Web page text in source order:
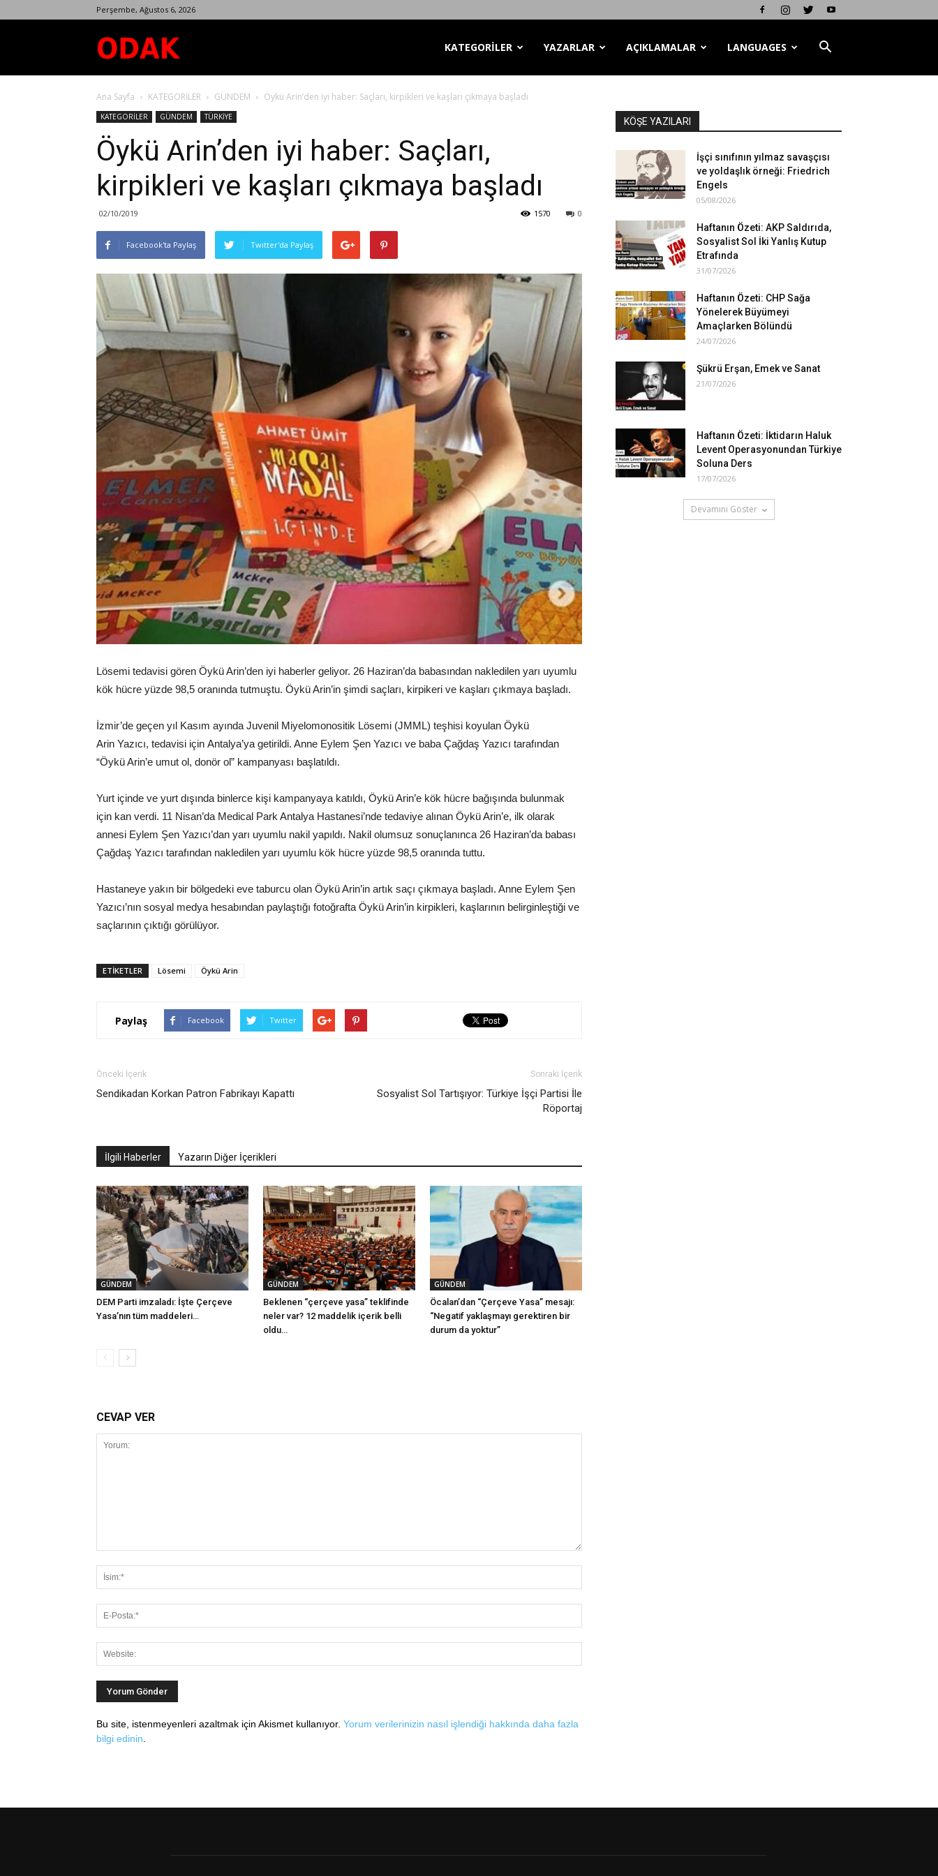
Perşembe, Ağustos 6, 2026
Dergisi
KATEGORİLER YAZARLAR AÇIKLAMALAR LANGUAGES
Ana Sayfa KATEGORİLER GÜNDEM Öykü Arin’den iyi haber: Saçları, kirpikleri ve kaşları çıkmaya başladı
KATEGORİLER GÜNDEM TÜRKİYE
Öykü Arin’den iyi haber: Saçları,
kirpikleri ve kaşları çıkmaya başladı
02/10/2019 0
1570
Facebook'ta Paylaş Twitter'da Paylaş
Lösemi tedavisi gören Öykü Arin’den iyi haberler geliyor. 26 Haziran’da babasından nakledilen yarı uyumlu
kök hücre yüzde 98,5 oranında tutmuştu. Öykü Arin’in şimdi saçları, kirpikeri ve kaşları çıkmaya başladı.
İzmir’de geçen yıl Kasım ayında Juvenil Miyelomonositik Lösemi (JMML) teşhisi koyulan Öykü
Arin Yazıcı, tedavisi için Antalya’ya getirildi. Anne Eylem Şen Yazıcı ve baba Çağdaş Yazıcı tarafından
“Öykü Arin’e umut ol, donör ol” kampanyası başlatıldı.
Yurt içinde ve yurt dışında binlerce kişi kampanyaya katıldı, Öykü Arin’e kök hücre bağışında bulunmak
için kan verdi. 11 Nisan’da Medical Park Antalya Hastanesi’nde tedaviye alınan Öykü Arin’e, ilk olarak
annesi Eylem Şen Yazıcı’dan yarı uyumlu nakil yapıldı. Nakil olumsuz sonuçlanınca 26 Haziran’da babası
Çağdaş Yazıcı tarafından nakledilen yarı uyumlu kök hücre yüzde 98,5 oranında tuttu.
Hastaneye yakın bir bölgedeki eve taburcu olan Öykü Arin’in artık saçı çıkmaya başladı. Anne Eylem Şen
Yazıcı’nın sosyal medya hesabından paylaştığı fotoğrafta Öykü Arin’in kirpikleri, kaşlarının belirginleştiği ve
saçlarının çıktığı görülüyor.
ETIKETLER Lösemi Öykü Arin
Paylaş Facebook Twitter
Önceki İçerik
Sendikadan Korkan Patron Fabrikayı Kapattı
Sonraki İçerik
Sosyalist Sol Tartışıyor: Türkiye İşçi Partisi İle
Röportaj
İlgili Haberler Yazarın Diğer İçerikleri
GÜNDEM
DEM Parti imzaladı: İşte Çerçeve
Yasa’nın tüm maddeleri…
GÜNDEM
Beklenen “çerçeve yasa” teklifinde
neler var? 12 maddelik içerik belli
oldu…
GÜNDEM
Öcalan’dan “Çerçeve Yasa” mesajı:
“Negatif yaklaşmayı gerektiren bir
durum da yoktur”
CEVAP VER
Bu site, istenmeyenleri azaltmak için Akismet kullanıyor. Yorum verilerinizin nasıl işlendiği hakkında daha fazla
bilgi edinin
KÖŞE YAZILARI
İşçi sınıfının yılmaz savaşçısı
ve yoldaşlık örneği: Friedrich
Engels
05/08/2026
Haftanın Özeti: AKP Saldırıda,
Sosyalist Sol İki Yanlış Kutup
Etrafında
31/07/2026
Haftanın Özeti: CHP Sağa
Yönelerek Büyümeyi
Amaçlarken Bölündü
24/07/2026
Şükrü Erşan, Emek ve Sanat
21/07/2026
Haftanın Özeti: İktidarın Haluk
Levent Operasyonundan Türkiye
Soluna Ders
17/07/2026
Devamını Göster